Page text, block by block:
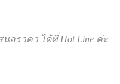
อราคา ได้ที่ Hot Line ค่ะ